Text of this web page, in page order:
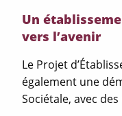
Un
vers l’avenir
Le Projet
également une
Sociétale, avec